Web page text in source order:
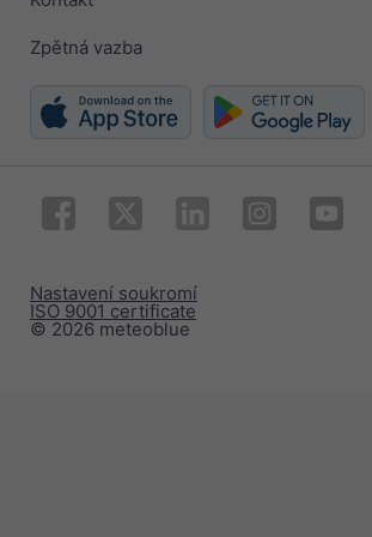
Zpětná vazba
© 2026 meteoblue
ISO 9001 certificate
Nastavení soukromí